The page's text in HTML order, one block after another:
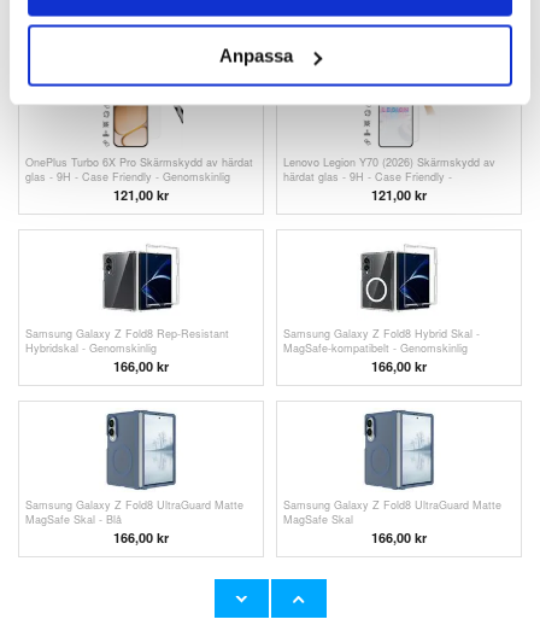
Anpassa
121,00 kr 121,00 kr
OnePlus Turbo 6X Pro Skärmskydd av härdat
glas - 9H - Case Friendly - Genomskinlig
121,00 kr
Lenovo Legion Y70 (2026) Skärmskydd av
härdat glas - 9H - Case Friendly -
121,00 kr
Samsung Galaxy Z Fold8 Rep-Resistant
Hybridskal - Genomskinlig
166,00 kr
Samsung Galaxy Z Fold8 Hybrid Skal -
MagSafe-kompatibelt - Genomskinlig
166,00 kr
Samsung Galaxy Z Fold8 UltraGuard Matte
MagSafe Skal - Blå
166,00 kr
Samsung Galaxy Z Fold8 UltraGuard Matte
MagSafe Skal
166,00 kr